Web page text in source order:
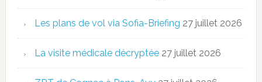
Les plans de vol via Sofia-Briefing 27 juillet 2026
La visite médicale décryptée 27 juillet 2026